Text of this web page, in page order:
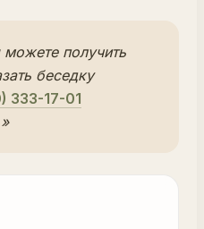
получить
беседку
333-17-01